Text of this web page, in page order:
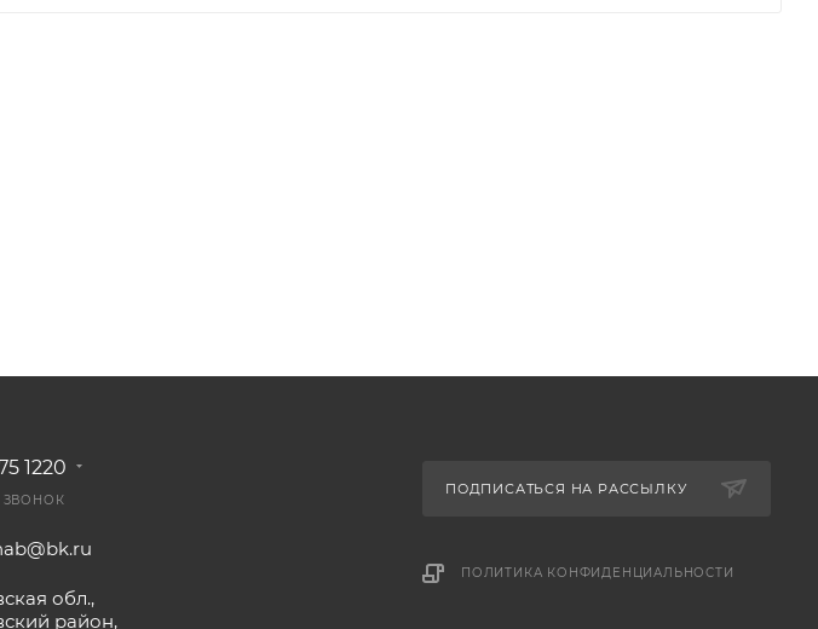
1220
ЗВОНОК
обл.,
район,
ПОДПИСАТЬСЯ НА РАССЫЛКУ
ПОЛИТИКА КОНФИДЕНЦИАЛЬНОСТИ